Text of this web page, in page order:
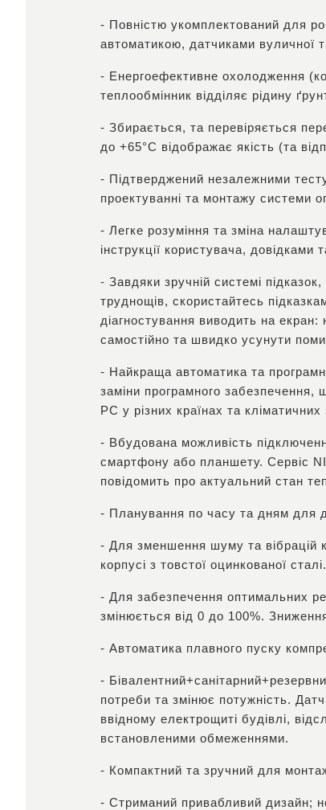
- Повністю укомплектований для
автоматикою, датчиками вуличної
- Енергоефективне охолодження
теплообмінник відділяє рідину
- Збирається, та перевіряється
до +65°С відображає якість (та
- Підтверджений незалежними
проектуванні та монтажу системи
- Легке розуміння та зміна
інструкції користувача, довідками
- Завдяки зручній системі
труднощів, скористайтесь
діагностування виводить на
самостійно та швидко усунути
- Найкраща автоматика та
заміни програмного забезпечення,
РС у різних країнах та кліматичних
- Вбудована можливість
смартфону або планшету. Сервіс
повідомить про актуальний стан
- Планування по часу та дням для
- Для зменшення шуму та вібрацій
корпусі з товстої оцинкованої сталі.
- Для забезпечення оптимальних
змінюється від 0 до 100%.
- Автоматика плавного пуску
-
потреби та змінює потужність.
ввідному електрощиті будівлі,
встановленими обмеженнями.
- Компактний та зручний для
- Стриманий привабливий дизайн;